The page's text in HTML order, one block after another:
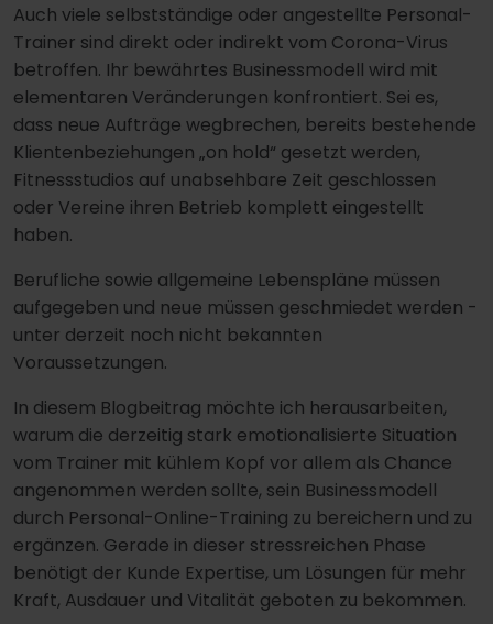
Auch viele selbstständige oder angestellte Personal-
Trainer sind direkt oder indirekt vom Corona-Virus
betroffen. Ihr bewährtes Businessmodell wird mit
elementaren Veränderungen konfrontiert. Sei es,
dass neue Aufträge wegbrechen, bereits bestehende
Klientenbeziehungen „on hold“ gesetzt werden,
Fitnessstudios auf unabsehbare Zeit geschlossen
oder Vereine ihren Betrieb komplett eingestellt
haben.
Berufliche sowie allgemeine Lebenspläne müssen
aufgegeben und neue müssen geschmiedet werden -
unter derzeit noch nicht bekannten
Voraussetzungen.
In diesem Blogbeitrag möchte ich herausarbeiten,
warum die derzeitig stark emotionalisierte Situation
vom Trainer mit kühlem Kopf vor allem als Chance
angenommen werden sollte, sein Businessmodell
durch Personal-Online-Training zu bereichern und zu
ergänzen. Gerade in dieser stressreichen Phase
benötigt der Kunde Expertise, um Lösungen für mehr
Kraft, Ausdauer und Vitalität geboten zu bekommen.